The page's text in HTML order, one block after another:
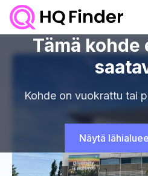
Tämä kohde
Kohde on vuokrattu tai
Näytä